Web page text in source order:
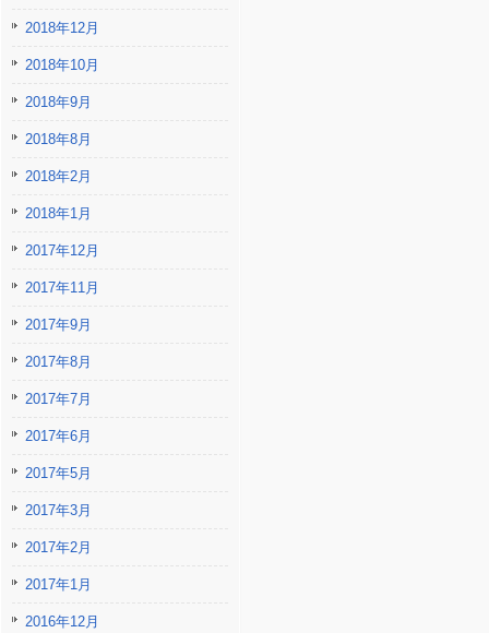
2018年12月
2018年10月
2018年9月
2018年8月
2018年2月
2018年1月
2017年12月
2017年11月
2017年9月
2017年8月
2017年7月
2017年6月
2017年5月
2017年3月
2017年2月
2017年1月
2016年12月